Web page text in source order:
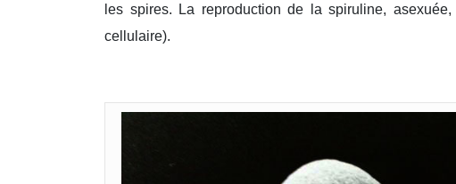
les spires. La reproduction de la spiruline,
cellulaire).